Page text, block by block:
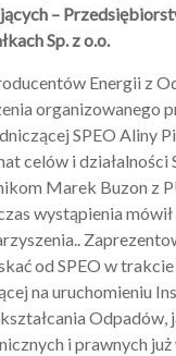
–
Sp. z o.o.
Energii z
organizowanego
SPEO Aliny
celów i działalności
Marek Buzon z
wystąpienia
od SPEO w
na uruchomieniu
Odpadów,
i prawnych